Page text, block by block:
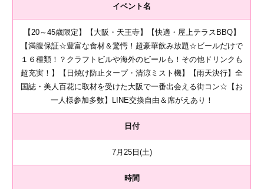
イベント名
【20～45歳限定】【大阪・天王寺】【快適・屋上テラスBBQ】
【満腹保証☆豊富な食材＆驚愕！超豪華飲み放題☆ビールだけで
１６種類！？クラフトビルや海外のビールも！その他ドリンクも
超充実！】【日焼け防止タープ・清涼ミスト機】【雨天決行】全
国誌・美人百花に取材を受けた大阪で一番出会える街コン☆【お
一人様参加多数】LINE交換自由＆席がえあり！
日付
7月25日(土)
時間